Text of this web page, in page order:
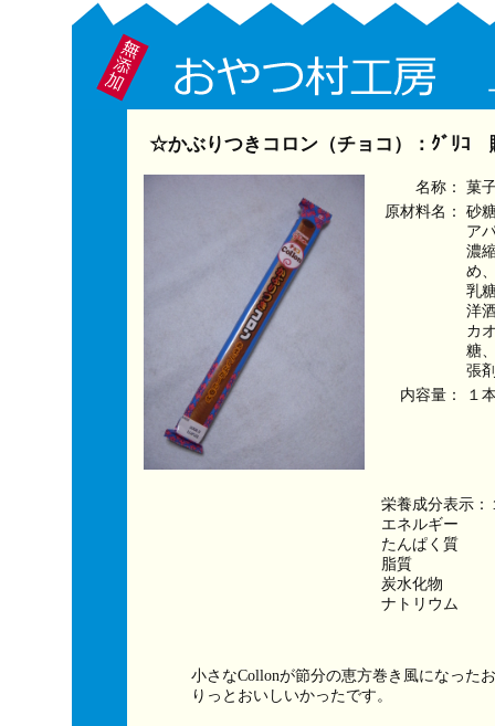
☆かぶりつきコロン（チョコ）：ｸﾞﾘｺ
名称：
菓
原材料名：
砂
ア
濃
め
乳
洋
カ
糖
張
内容量：
１
栄養成分表示：
エネルギー　
たんぱく質　
脂質　　　　
炭水化物　　
ナトリウム　　
小さなCollonが節分の恵方巻き風になった
りっとおいしいかったです。